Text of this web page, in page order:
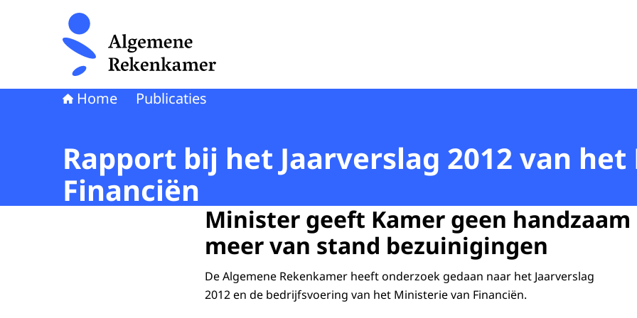
Naar de homepage van Algemene Rekenkamer
Home Publicaties
Rapport bij het Jaarverslag 2012 van
Financiën
Minister geeft Kamer geen
meer van stand bezuinigingen
De Algemene Rekenkamer heeft onderzoek gedaan naar het Jaarverslag
2012 en de bedrijfsvoering van het Ministerie van Financiën.